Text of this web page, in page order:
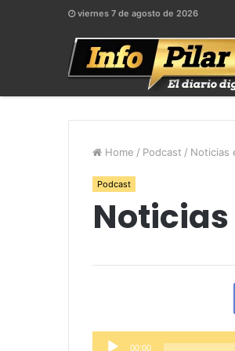
viernes 7 de agosto de 2026
Home / Podcast / Noticias
Podcast
Noticias
Reproductor
00:00